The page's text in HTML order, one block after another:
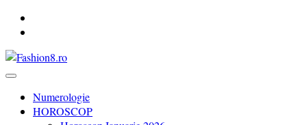
Fashion8.ro ❤️
Revista Fashion8.ro locul unde gasesti ce e nou: horoscop,
Numerologie
HOROSCOP